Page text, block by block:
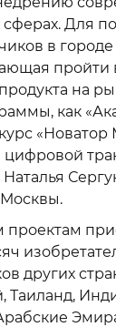
Для
в
пройти
на
как
«Новатор
цифровой
проектам
других
Таиланд,